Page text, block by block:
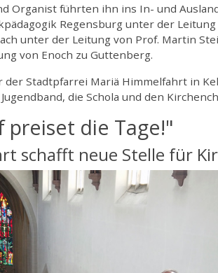
Organist führten ihn ins In- und
Regensburg unter der
unter der Leitung von Prof. Martin
von Enoch zu Guttenberg.
der Stadtpfarrei Mariä Himmelfahrt in
die Schola und den
preiset die Tage!"
schafft neue Stelle für